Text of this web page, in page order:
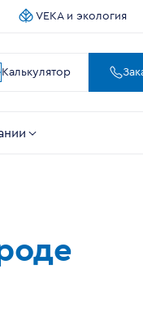
VEKA и экология
Калькулятор